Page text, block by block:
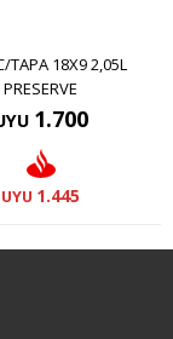
TAPA 18X9 2,05L
PRESERVE
1.700
UYU 1.445